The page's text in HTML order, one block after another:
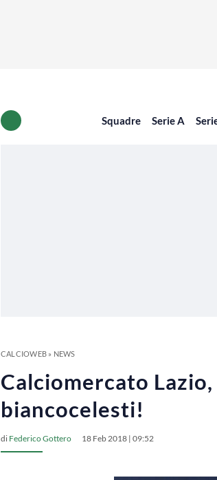
Squadre Serie A
CALCIOWEB» NEWS
Calciomercato
biancocelesti!
di Federico Gottero 18 Feb 2018 | 09:52